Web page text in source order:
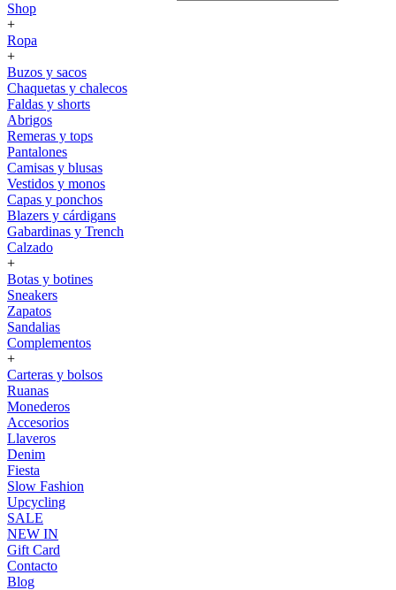
Shop
+
Ropa
+
Buzos y sacos
Chaquetas y chalecos
Faldas y shorts
Abrigos
Remeras y tops
Pantalones
Camisas y blusas
Vestidos y monos
Capas y ponchos
Blazers y cárdigans
Gabardinas y Trench
Calzado
+
Botas y botines
Sneakers
Zapatos
Sandalias
Complementos
+
Carteras y bolsos
Ruanas
Monederos
Accesorios
Llaveros
Denim
Fiesta
Slow Fashion
Upcycling
SALE
NEW IN
Gift Card
Contacto
Blog